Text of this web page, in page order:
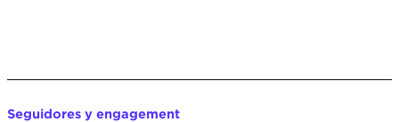
Seguidores y engagement